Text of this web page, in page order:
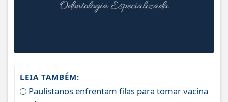
LEIA TAMBÉM:
Paulistanos enfrentam filas para tomar vacina